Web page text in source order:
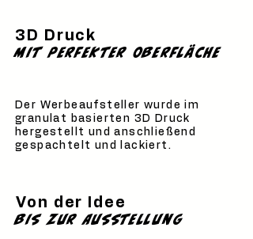
3D Druck
mit perfekter oberfläche
Der Werbeaufsteller wurde im
granulat basierten 3D Druck
hergestellt und anschließend
gespachtelt und lackiert.
Von der Idee
bis zur Ausstellung